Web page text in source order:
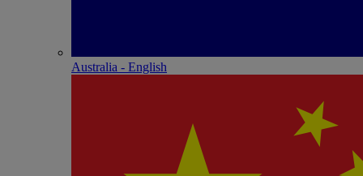
Australia - English